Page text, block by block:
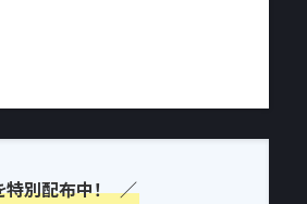
特別配布中！ ／